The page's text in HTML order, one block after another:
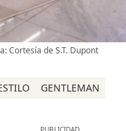
Cortesía de S.T. Dupont
GENTLEMAN